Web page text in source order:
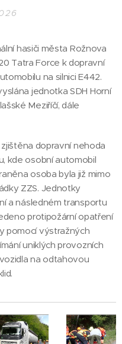
hasiči města Rožnova
Tatra Force k dopravní
na silnici E442.
jednotka SDH Horní
Meziříčí, dále
dopravní nehoda
kde osobní automobil
osoba byla již mimo
ZZS. Jednotky
a následném transportu
protipožární opatření
pomocí výstražných
uniklých provozních
na odtahovou